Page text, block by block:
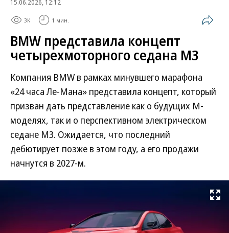
15.06.2026, 12:12
3K 1 мин.
BMW представила концепт
четырехмоторного седана M3
Компания BMW в рамках минувшего марафона
«24 часа Ле-Мана» представила концепт, который
призван дать представление как о будущих M-
моделях, так и о перспективном электрическом
седане M3. Ожидается, что последний
дебютирует позже в этом году, а его продажи
начнутся в 2027-м.
Развернуть